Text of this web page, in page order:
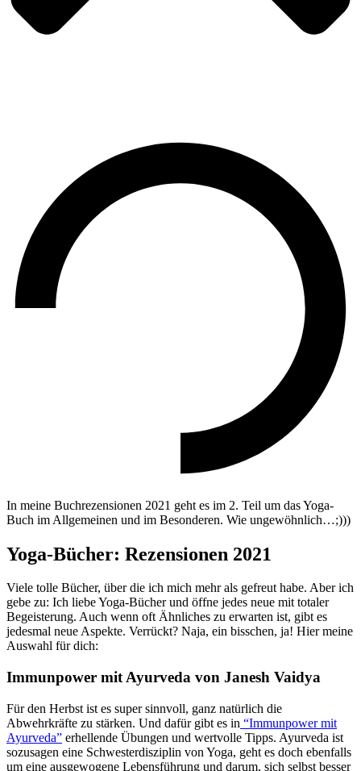
In meine Buchrezensionen 2021 geht es im 2. Teil um das Yoga-
Buch im Allgemeinen und im Besonderen. Wie ungewöhnlich…;)))
Yoga-Bücher: Rezensionen 2021
Viele tolle Bücher, über die ich mich mehr als gefreut habe. Aber ich
gebe zu: Ich liebe Yoga-Bücher und öffne jedes neue mit totaler
Begeisterung. Auch wenn oft Ähnliches zu erwarten ist, gibt es
jedesmal neue Aspekte. Verrückt? Naja, ein bisschen, ja! Hier meine
Auswahl für dich:
Immunpower mit Ayurveda von Janesh Vaidya
Für den Herbst ist es super sinnvoll, ganz natürlich die
Abwehrkräfte zu stärken. Und dafür gibt es in “Immunpower mit
Ayurveda” erhellende Übungen und wertvolle Tipps. Ayurveda ist
sozusagen eine Schwesterdisziplin von Yoga, geht es doch ebenfalls
um eine ausgewogene Lebensführung und darum, sich selbst besser